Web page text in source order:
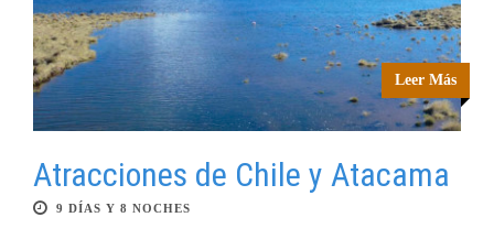
Leer Más
Atracciones de Chile y Atacama
9 DÍAS Y 8 NOCHES